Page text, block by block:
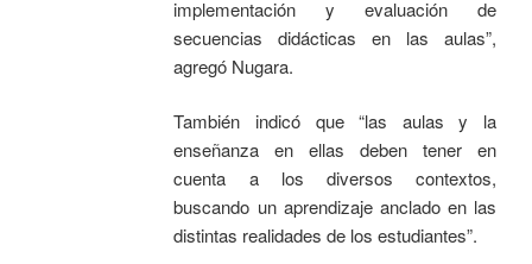
implementación y evaluación de
secuencias didácticas en las aulas”,
agregó Nugara.
También indicó que “las aulas y la
enseñanza en ellas deben tener en
cuenta a los diversos contextos,
buscando un aprendizaje anclado en las
distintas realidades de los estudiantes”.